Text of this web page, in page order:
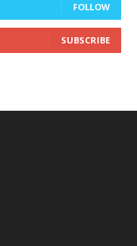
FOLLOW
SUBSCRIBE